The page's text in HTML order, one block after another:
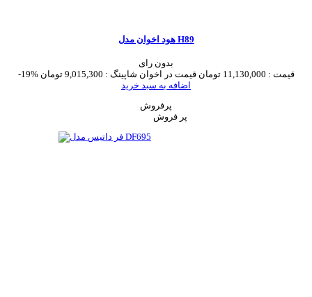
هود اخوان مدل H89
بدون رای
-19%
قیمت : 11,130,000 تومان قیمت در اخوان شاپینگ : 9,015,300 تومان
اضافه به سبد خرید
پرفروش